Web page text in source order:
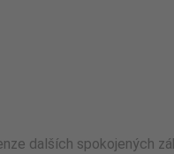
dalších spokojených